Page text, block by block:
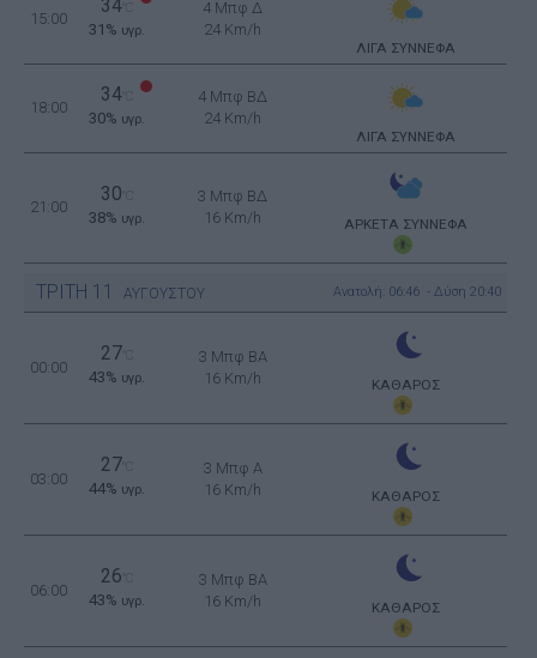
15:00
34°C
31% υγρ.
4 Μπφ Δ
24 Km/h
ΛΙΓΑ ΣΥΝΝΕΦΑ
18:00
34°C
30% υγρ.
4 Μπφ ΒΔ
24 Km/h
ΛΙΓΑ ΣΥΝΝΕΦΑ
21:00
30
38% υγρ.
3 Μπφ ΒΔ
16 Km/h
ΑΡΚΕΤΑ ΣΥΝΝΕΦΑ
ΤΡΙΤΗ 11 ΑΥΓΟΥΣΤΟΥ Ανατολή: 06:46 - Δύση 20:40
00:00
27
43% υγρ.
3 Μπφ BA
16 Km/h
ΚΑΘΑΡΟΣ
03:00
27
44% υγρ.
3 Μπφ Α
16 Km/h
ΚΑΘΑΡΟΣ
06:00
26
43% υγρ.
3 Μπφ BA
16 Km/h
ΚΑΘΑΡΟΣ